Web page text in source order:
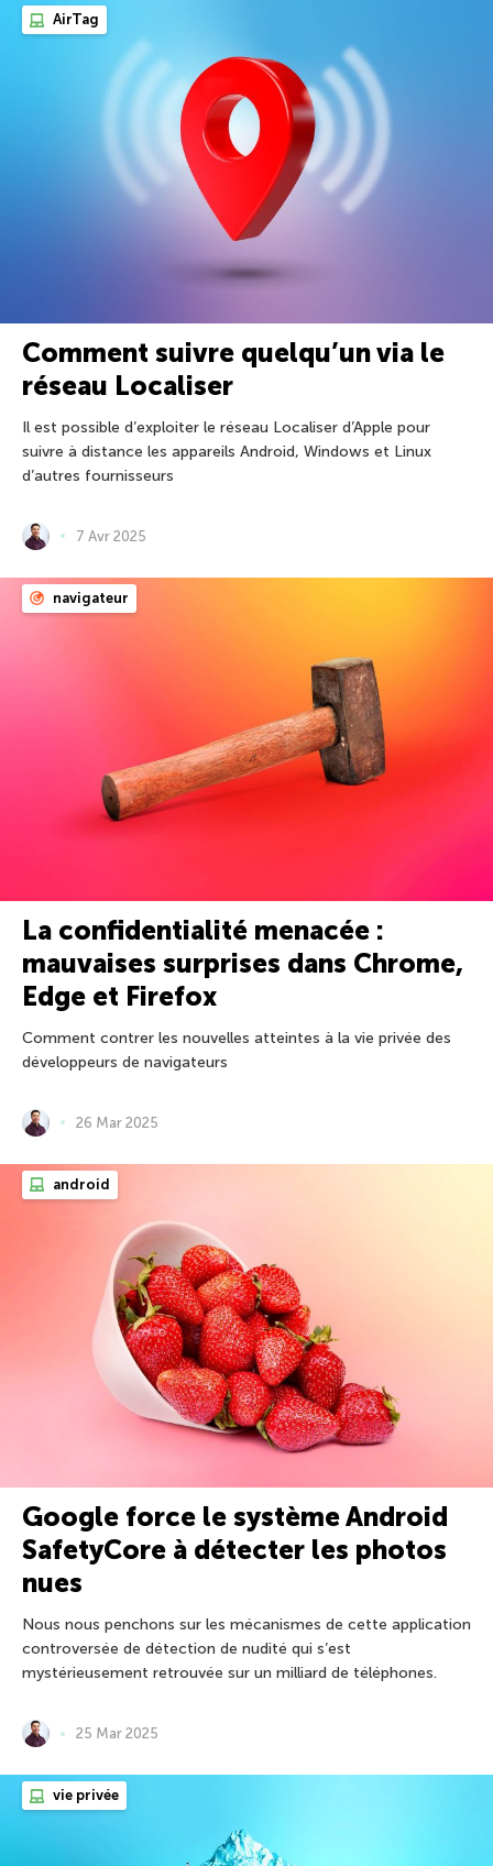
AirTag
Comment suivre quelqu’un via le
réseau Localiser
Il est possible d’exploiter le réseau Localiser d’Apple pour
suivre à distance les appareils Android, Windows et Linux
d’autres fournisseurs
7 Avr 2025
navigateur
La confidentialité menacée :
mauvaises surprises dans Chrome,
Edge et Firefox
Comment contrer les nouvelles atteintes à la vie privée des
développeurs de navigateurs
26 Mar 2025
android
Google force le système Android
SafetyCore à détecter les photos
nues
Nous nous penchons sur les mécanismes de cette application
controversée de détection de nudité qui s’est
mystérieusement retrouvée sur un milliard de téléphones.
25 Mar 2025
vie privée